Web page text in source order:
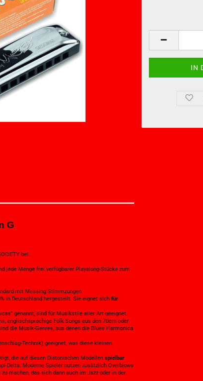
G
bei.
jede Menge frei verfügbarer Playalong-Stücke zum
mit Messing Stimmzungen
in Deutschland hergestellt. Sie eignet sich für
genannt, sind für Musikstile aller Art geeignet.
englischsprachige Folk Songs aus den 70ern oder
die Musik-Genres, aus denen die Blues Harmonica
Technik) geeignet, was diese kleinen
die auf diesen Diatonischen Modellen spielbar
Delta. Moderne Spieler nutzen zusätzlich Overblows
machen, das sich dann auch im Jazz oder in der